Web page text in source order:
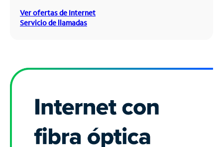
Ver ofertas de Internet
Servicio de llamadas